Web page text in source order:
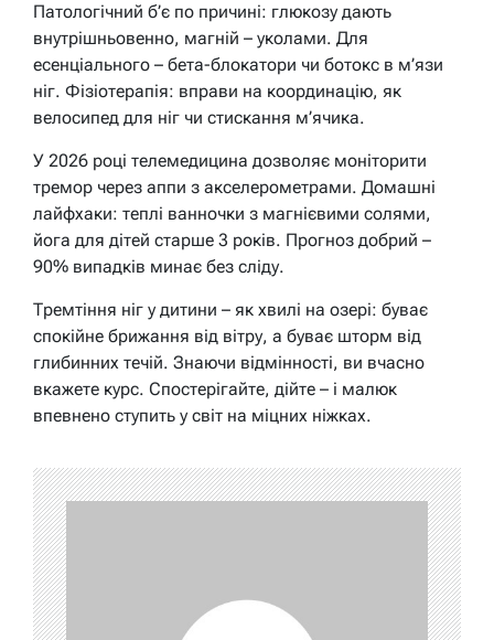
Патологічний б’є по причині: глюкозу дають
внутрішньовенно, магній – уколами. Для
есенціального – бета-блокатори чи ботокс в м’язи
ніг. Фізіотерапія: вправи на координацію, як
велосипед для ніг чи стискання м’ячика.
У 2026 році телемедицина дозволяє моніторити
тремор через аппи з акселерометрами. Домашні
лайфхаки: теплі ванночки з магнієвими солями,
йога для дітей старше 3 років. Прогноз добрий –
90% випадків минає без сліду.
Тремтіння ніг у дитини – як хвилі на озері: буває
спокійне брижання від вітру, а буває шторм від
глибинних течій. Знаючи відмінності, ви вчасно
вкажете курс. Спостерігайте, дійте – і малюк
впевнено ступить у світ на міцних ніжках.